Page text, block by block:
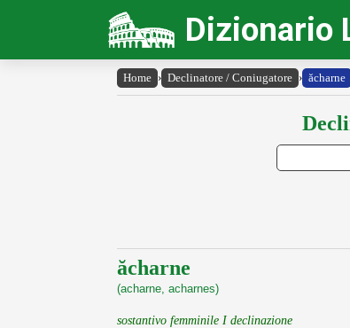
Dizionario
Home › Declinatore / Coniugatore › ăcharne
ăcharne
(acharne, acharnes)
sostantivo femminile I declinazione